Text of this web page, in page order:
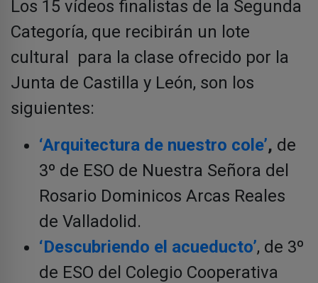
Los 15 vídeos finalistas de la Segunda
Categoría, que recibirán un lote
cultural para la clase ofrecido por la
Junta de Castilla y León, son los
siguientes:
‘Arquitectura de nuestro cole’, de
3º de ESO de Nuestra Señora del
Rosario Dominicos Arcas Reales
de Valladolid.
‘Descubriendo el acueducto’, de 3º
de ESO del Colegio Cooperativa